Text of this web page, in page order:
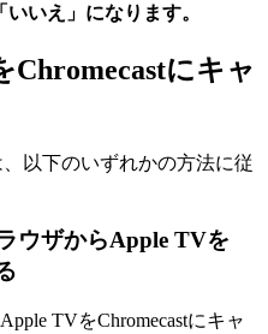
いえ」になります。
Chromecastにキャ
、以下のいずれかの方法に従
ウザからApple TVを
TVをChromecastにキャ